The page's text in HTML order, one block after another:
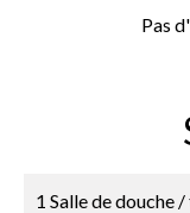
Pas
1 Salle de douche